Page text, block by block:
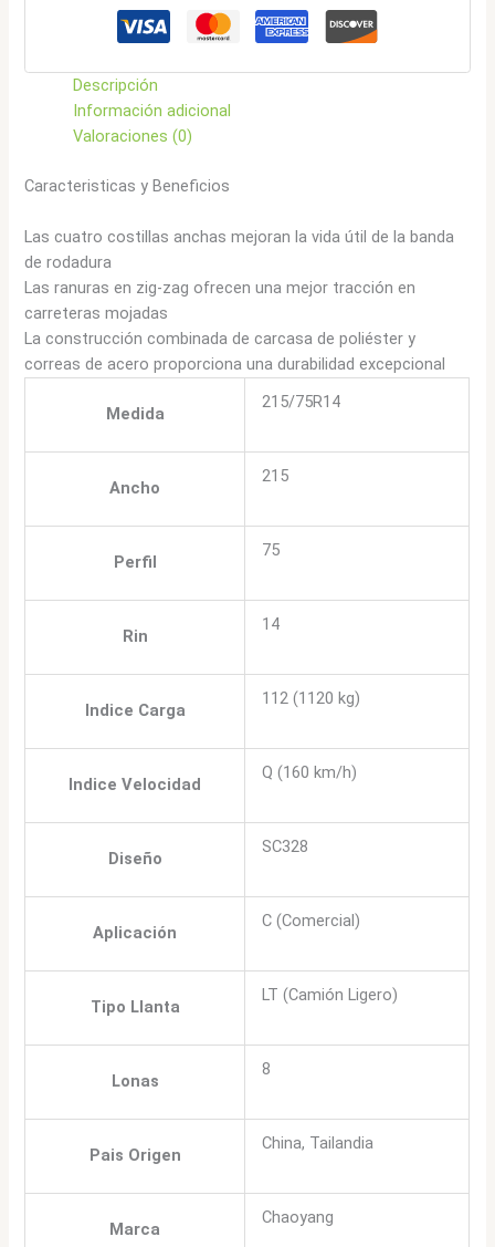
Descripción
Información adicional
Valoraciones (0)
Caracteristicas y Beneficios
Las cuatro costillas anchas mejoran la vida útil de la banda
de rodadura
Las ranuras en zig-zag ofrecen una mejor tracción en
carreteras mojadas
La construcción combinada de carcasa de poliéster y
correas de acero proporciona una durabilidad excepcional
Medida
215/75R14
Ancho
215
Perfil
75
Rin
14
Indice Carga
112 (1120 kg)
Indice Velocidad
Q (160 km/h)
Diseño
SC328
Aplicación
C (Comercial)
Tipo Llanta
LT (Camión Ligero)
Lonas
8
Pais Origen
China, Tailandia
Marca
Chaoyang